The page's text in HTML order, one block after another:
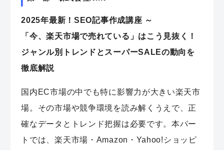
2025年最新！SEO記事作成講座 ～
「今、楽天市場で売れている」はこう見抜く！
ジャンル別トレンドとスーパーSALEの動向を
徹底解説
国内EC市場の中でも特に影響力が大きい楽天市
場。その市場や競争環境を読み解くうえで、正
確なデータとトレンド把握は必要です。本パー
トでは、楽天市場・Amazon・Yahoo!ショッピ